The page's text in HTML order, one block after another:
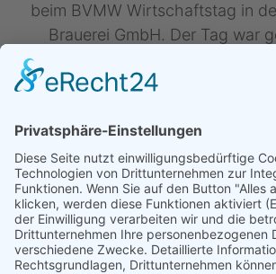
beim BVMW Wirtschaftstag in
Brauerei GmbH. Der Tag war
Zukunftsthemen.
Ein großes Dankeschön an den
für die top Organisation rund um
Wie auch bei den vergangenen
haben wir uns den Stand wieder
Datensysteme GmbH